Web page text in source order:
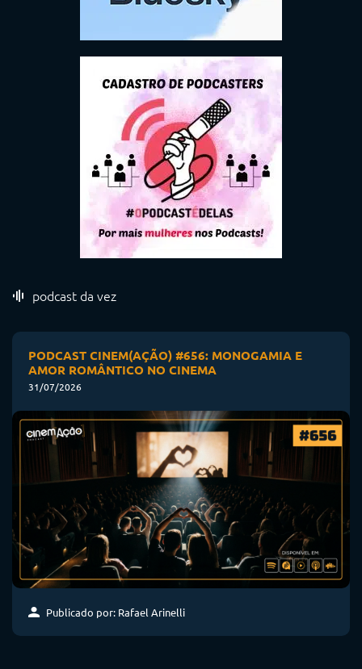
podcast da vez
PODCAST CINEM(AÇÃO) #656: MONOGAMIA E
AMOR ROMÂNTICO NO CINEMA
31/07/2026
Publicado por: Rafael Arinelli